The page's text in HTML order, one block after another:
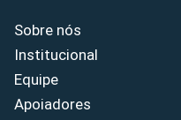
Sobre nós
Institucional
Equipe
Apoiadores